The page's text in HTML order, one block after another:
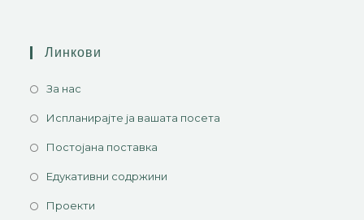
Линкови
За нас
Испланирајте ја вашата посета
Постојана поставка
Едукативни содржини
Проекти